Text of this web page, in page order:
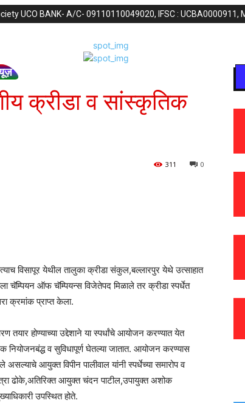
UCO BANK- A/C- 09110110049020, IFSC : UCBA0000911,
क्रीडा व सांस्कृतिक
0
311
विसापूर येथील तालुका क्रीडा संकुल,बल्लारपुर येथे उत्साहात
चॅम्पियन ऑफ चॅम्पियन्स विजेतेपद मिळाले तर क्रीडा स्पर्धेत
क्रमांक प्राप्त केला.
तयार होण्याच्या उद्देशाने या स्पर्धांचे आयोजन करण्यात येत
नियोजनबंद्ध व सुविधापूर्ण घेतल्या जातात. आयोजन करण्यास
आयुक्त विपीन पालीवाल यांनी स्पर्धेच्या समारोप व
ढोके,अतिरिक्त आयुक्त चंदन पाटील,उपायुक्त अशोक
उपस्थित होते.